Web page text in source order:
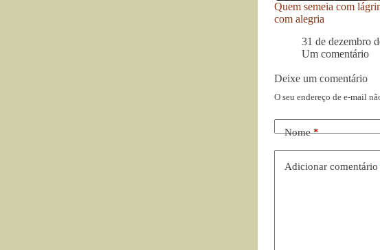
Quem semeia com
com alegria
31 de dezembro
Um comentário
Deixe um comentário
O seu endereço de e-mail
Nome*
Adicionar comentário